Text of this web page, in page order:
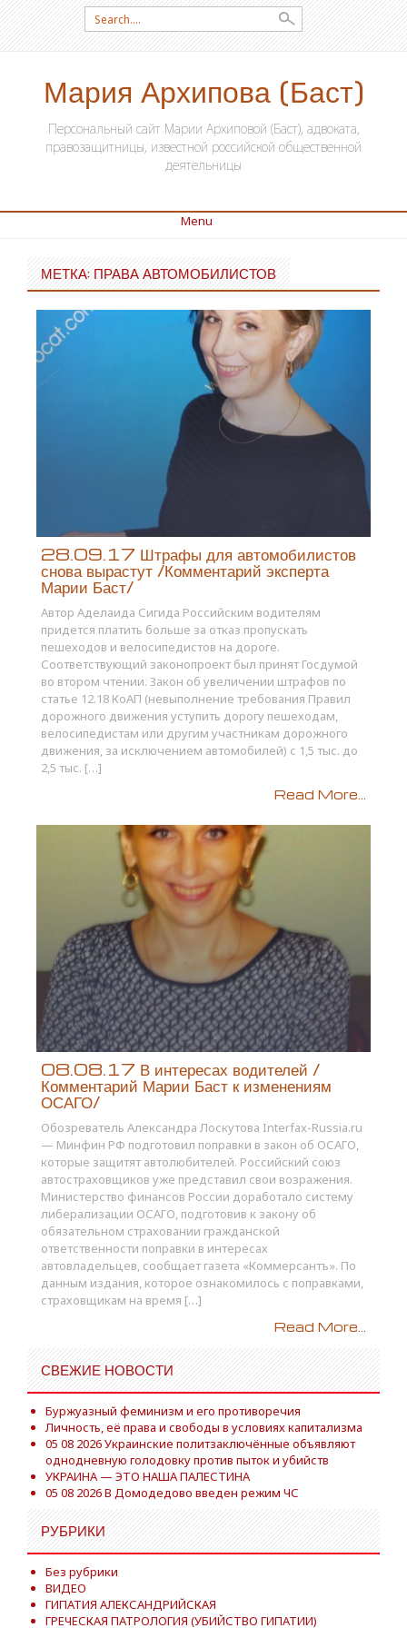
Search for:
Мария Архипова (Баст)
Персональный сайт Марии Архиповой (Баст), адвоката,
правозащитницы, известной российской общественной
деятельницы
Menu
SKIP TO CONTENT
МЕТКА: ПРАВА АВТОМОБИЛИСТОВ
28.09.17 Штрафы для автомобилистов
снова вырастут /Комментарий эксперта
Марии Баст/
Автор Аделаида Сигида Российским водителям
придется платить больше за отказ пропускать
пешеходов и велосипедистов на дороге.
Соответствующий законопроект был принят Госдумой
во втором чтении. Закон об увеличении штрафов по
статье 12.18 КоАП (невыполнение требования Правил
дорожного движения уступить дорогу пешеходам,
велосипедистам или другим участникам дорожного
движения, за исключением автомобилей) с 1,5 тыс. до
2,5 тыс. […]
Read More...
08.08.17 В интересах водителей /
Комментарий Марии Баст к изменениям
ОСАГО/
Обозреватель Александра Лоскутова Interfax-Russia.ru
— Минфин РФ подготовил поправки в закон об ОСАГО,
которые защитят автолюбителей. Российский союз
автостраховщиков уже представил свои возражения.
Министерство финансов России доработало систему
либерализации ОСАГО, подготовив к закону об
обязательном страховании гражданской
ответственности поправки в интересах
автовладельцев, сообщает газета «Коммерсантъ». По
данным издания, которое ознакомилось с поправками,
страховщикам на время […]
Read More...
СВЕЖИЕ НОВОСТИ
Буржуазный феминизм и его противоречия
Личность, её права и свободы в условиях капитализма
05 08 2026 Украинские политзаключённые объявляют
однодневную голодовку против пыток и убийств
УКРАИНА — ЭТО НАША ПАЛЕСТИНА
05 08 2026 В Домодедово введен режим ЧС
РУБРИКИ
Без рубрики
ВИДЕО
ГИПАТИЯ АЛЕКСАНДРИЙСКАЯ
ГРЕЧЕСКАЯ ПАТРОЛОГИЯ (УБИЙСТВО ГИПАТИИ)